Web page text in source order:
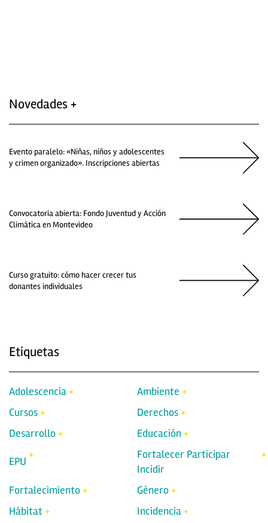
Novedades +
Evento paralelo: «Niñas, niños y adolescentes
y crimen organizado». Inscripciones abiertas
Convocatoria abierta: Fondo Juventud y Acción
Climática en Montevideo
Curso gratuito: cómo hacer crecer tus
donantes individuales
Etiquetas
Adolescencia
Ambiente
Cursos
Derechos
Desarrollo
Educación
EPU
Fortalecer Participar
Incidir
Fortalecimiento
Género
Hábitat
Incidencia